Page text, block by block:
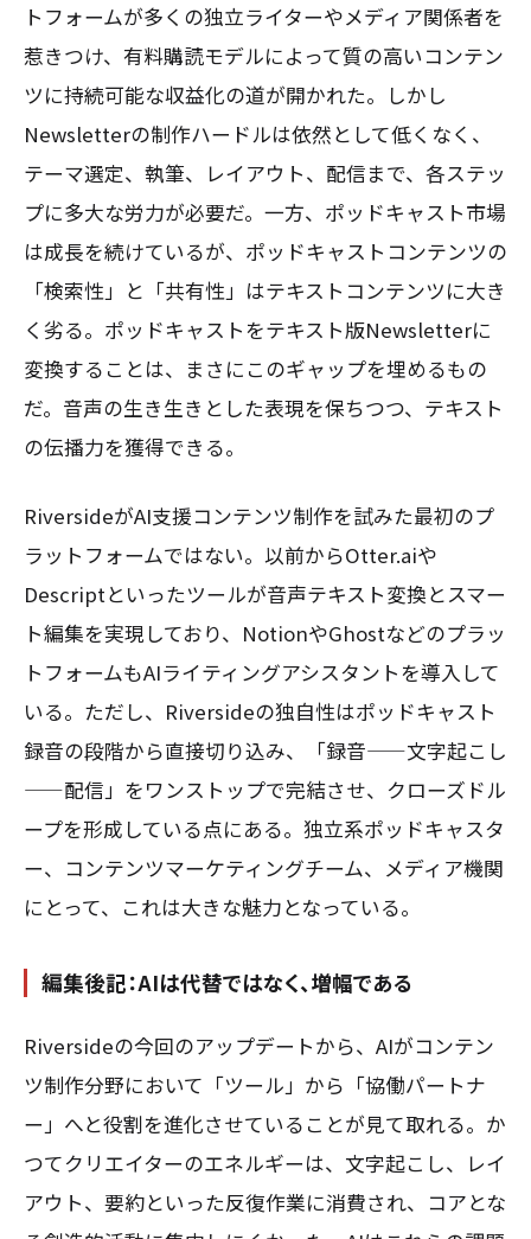
トフォームが多くの独立ライターやメディア関係者を
惹きつけ、有料購読モデルによって質の高いコンテン
ツに持続可能な収益化の道が開かれた。しかし
Newsletterの制作ハードルは依然として低くなく、
テーマ選定、執筆、レイアウト、配信まで、各ステッ
プに多大な労力が必要だ。一方、ポッドキャスト市場
は成長を続けているが、ポッドキャストコンテンツの
「検索性」と「共有性」はテキストコンテンツに大き
く劣る。ポッドキャストをテキスト版Newsletterに
変換することは、まさにこのギャップを埋めるもの
だ。音声の生き生きとした表現を保ちつつ、テキスト
の伝播力を獲得できる。
RiversideがAI支援コンテンツ制作を試みた最初のプ
ラットフォームではない。以前からOtter.aiや
Descriptといったツールが音声テキスト変換とスマー
ト編集を実現しており、NotionやGhostなどのプラッ
トフォームもAIライティングアシスタントを導入して
いる。ただし、Riversideの独自性はポッドキャスト
録音の段階から直接切り込み、「録音——文字起こし
——配信」をワンストップで完結させ、クローズドル
ープを形成している点にある。独立系ポッドキャスタ
ー、コンテンツマーケティングチーム、メディア機関
にとって、これは大きな魅力となっている。
編集後記：AIは代替ではなく、増幅である
Riversideの今回のアップデートから、AIがコンテン
ツ制作分野において「ツール」から「協働パートナ
ー」へと役割を進化させていることが見て取れる。か
つてクリエイターのエネルギーは、文字起こし、レイ
アウト、要約といった反復作業に消費され、コアとな